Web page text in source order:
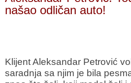
našao odličan auto!
Klijent Aleksandar Petrović
saradnja sa njim je bila